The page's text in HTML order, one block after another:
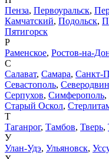
Пенза, Первоуральск,
Камчатский, Подольск,
Пятигорск
Р
Раменское, Ростов-на-
С
Салават, Самара, Санкт-
Севастополь,
Серпухов, Симферополь,
Старый Оскол,
Т
Таганрог, Тамбов, Тверь,
У
Улан-Удэ, Ульяновск,